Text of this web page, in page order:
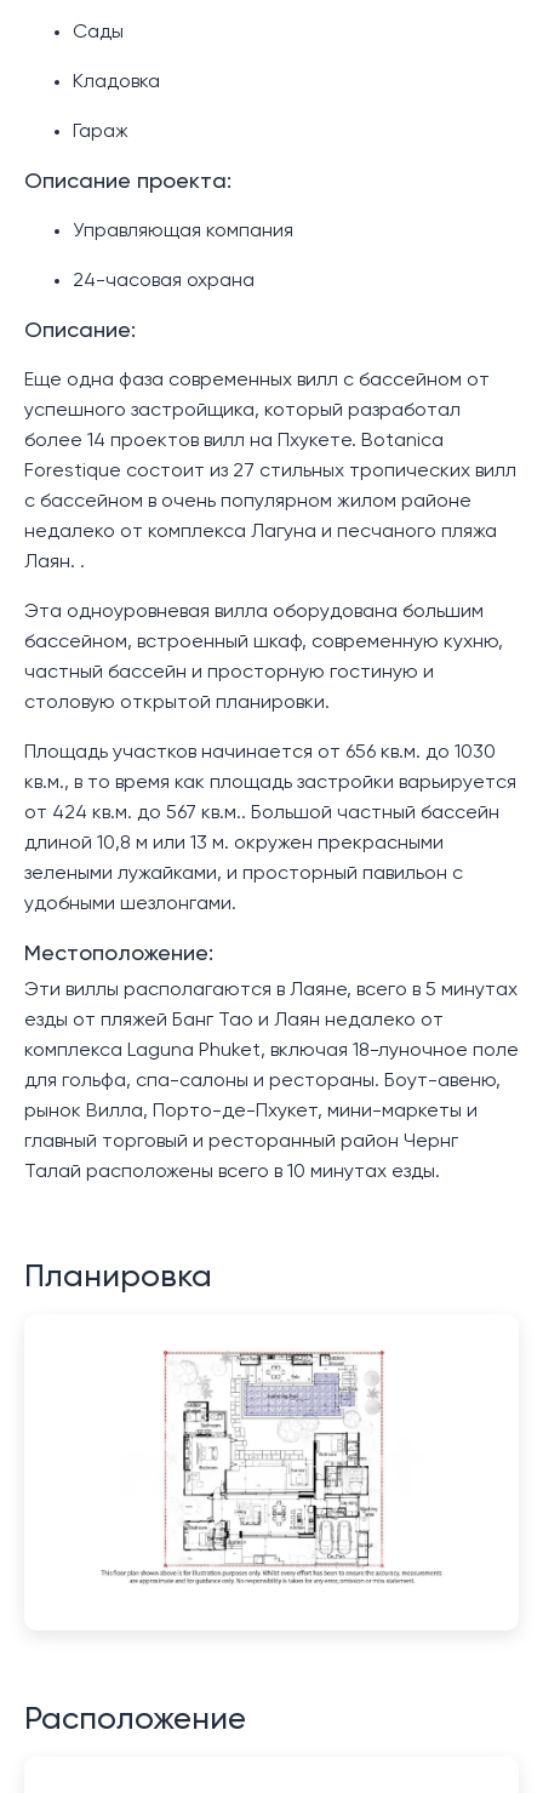
Сады
Кладовка
Гараж
Описание проекта:
Управляющая компания
24-часовая охрана
Описание:
Еще одна фаза современных вилл с бассейном от
успешного застройщика, который разработал
более 14 проектов вилл на Пхукете. Botanica
Forestique состоит из 27 стильных тропических вилл
с бассейном в очень популярном жилом районе
недалеко от комплекса Лагуна и песчаного пляжа
Лаян. .
Эта одноуровневая вилла оборудована большим
бассейном, встроенный шкаф, современную кухню,
частный бассейн и просторную гостиную и
столовую открытой планировки.
Площадь участков начинается от 656 кв.м. до 1030
кв.м., в то время как площадь застройки варьируется
от 424 кв.м. до 567 кв.м.. Большой частный бассейн
длиной 10,8 м или 13 м. окружен прекрасными
зелеными лужайками, и просторный павильон с
удобными шезлонгами.
Местоположение:
Эти виллы располагаются в Лаяне, всего в 5 минутах
езды от пляжей Банг Тао и Лаян недалеко от
комплекса Laguna Phuket, включая 18-луночное поле
для гольфа, спа-салоны и рестораны. Боут-авеню,
рынок Вилла, Порто-де-Пхукет, мини-маркеты и
главный торговый и ресторанный район Чернг
Талай расположены всего в 10 минутах езды.
Планировка
Расположение